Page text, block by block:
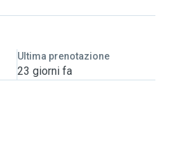
Ultima prenotazione
23 giorni fa